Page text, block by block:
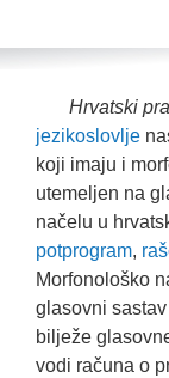
Hrvatski
jezikoslovlje
koji imaju i
utemeljen na
načelu u
potprogram,
Morfonološko
glasovni
bilježe
vodi računa o